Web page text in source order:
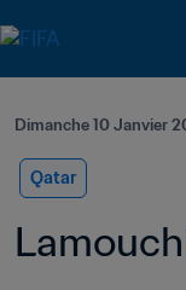
Dimanche 10 Janvier
Qatar